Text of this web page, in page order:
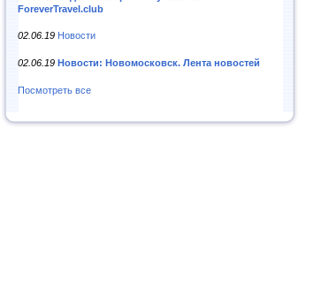
ForeverTravel.club
02.06.19 Новости
02.06.19 Новости: Новомосковск. Лента новостей
Посмотреть все